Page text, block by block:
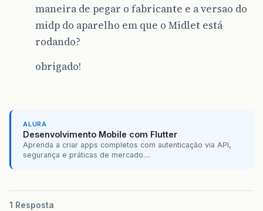
maneira de pegar o fabricante e a versao do
midp do aparelho em que o Midlet está
rodando?
obrigado!
ALURA
Desenvolvimento Mobile com Flutter
Aprenda a criar apps completos com autenticação via API,
segurança e práticas de mercado....
1 Resposta